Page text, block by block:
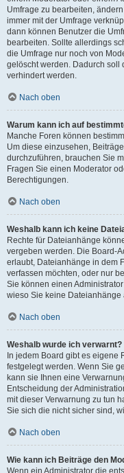
Umfrage zu bearbeiten,
immer mit der Umfrage
dann können Benutzer die
bearbeiten. Sollte allerdings
die Umfrage nur noch von
gelöscht werden. Dadurch soll
verhindert werden.
Nach oben
Warum kann ich auf
Manche Foren können
Um diese einzusehen,
durchzuführen, brauchen Sie
Fragen Sie einen Moderator
Berechtigungen.
Nach oben
Weshalb kann ich keine
Rechte für Dateianhänge
vergeben werden. Die Board-
erlaubt, Dateianhänge in dem
verfassen möchten, oder nur
Sie können einen
wieso Sie keine Dateianhänge
Nach oben
Weshalb wurde ich verwarnt?
In jedem Board gibt es eigene
festgelegt werden. Wenn Sie
kann sie Ihnen eine
Entscheidung der
mit dieser Verwarnung zu tun
Sie sich die nicht sicher sind,
Nach oben
Wie kann ich Beiträge den
Wenn ein Administrator die